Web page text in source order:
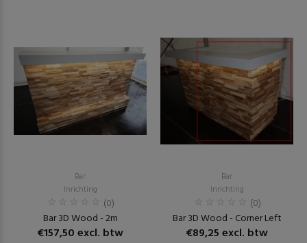
Bar
Inrichting
(0)
Bar 3D Wood - 2m
€157,50 excl. btw
Bar
Inrichting
(0)
Bar 3D Wood - Corner Left
€89,25 excl. btw